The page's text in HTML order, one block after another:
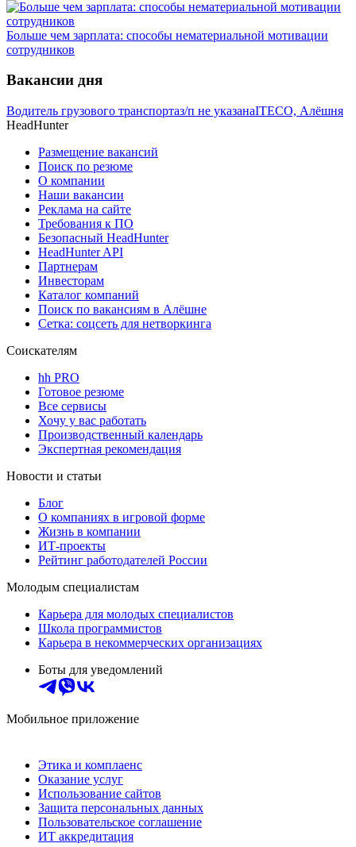
Больше чем зарплата: способы нематериальной мотивации
сотрудников
Вакансии дня
Водитель грузового транспортаз/п не указанаITECO, Алёшня
HeadHunter
Размещение вакансий
Поиск по резюме
О компании
Наши вакансии
Реклама на сайте
Требования к ПО
Безопасный HeadHunter
HeadHunter API
Партнерам
Инвесторам
Каталог компаний
Поиск по вакансиям в Алёшне
Сетка: соцсеть для нетворкинга
Соискателям
hh PRO
Готовое резюме
Все сервисы
Хочу у вас работать
Производственный календарь
Экспертная рекомендация
Новости и статьи
Блог
О компаниях в игровой форме
Жизнь в компании
ИТ-проекты
Рейтинг работодателей России
Молодым специалистам
Карьера для молодых специалистов
Школа программистов
Карьера в некоммерческих организациях
Боты для уведомлений
Мобильное приложение
Этика и комплаенс
Оказание услуг
Использование сайтов
Защита персональных данных
Пользовательское соглашение
ИТ аккредитация